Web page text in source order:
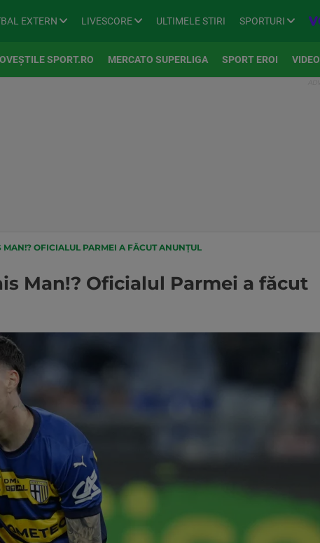
EXTERN LIVESCORE ULTIMELE STIRI SPORTURI
SPORT.RO MERCATO SUPERLIGA SPORT EROI VIDEO
OFICIALUL PARMEI A FĂCUT ANUNȚUL
Man!? Oficialul Parmei a făcut